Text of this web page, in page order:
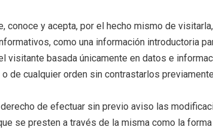
conoce y acepta, por el hecho mismo de
como una información introductoria
visitante basada únicamente en datos e
de cualquier orden sin contrastarlos
de efectuar sin previo aviso las
se presten a través de la misma como la